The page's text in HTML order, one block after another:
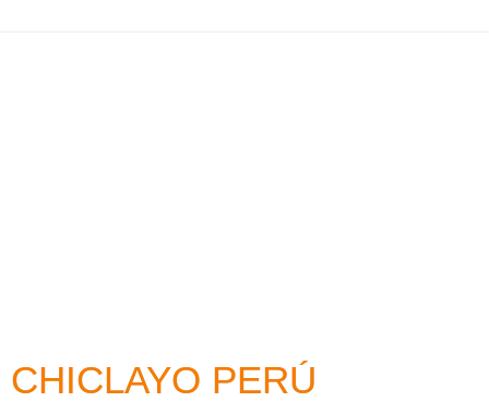
CHICLAYO PERÚ